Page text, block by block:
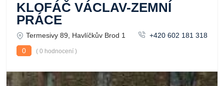
KLOFÁČ VÁCLAV-ZEMNÍ
PRÁCE
Termesivy 89, Havlíčkův Brod 1
+420 602 181 318
0
( 0 hodnocení )